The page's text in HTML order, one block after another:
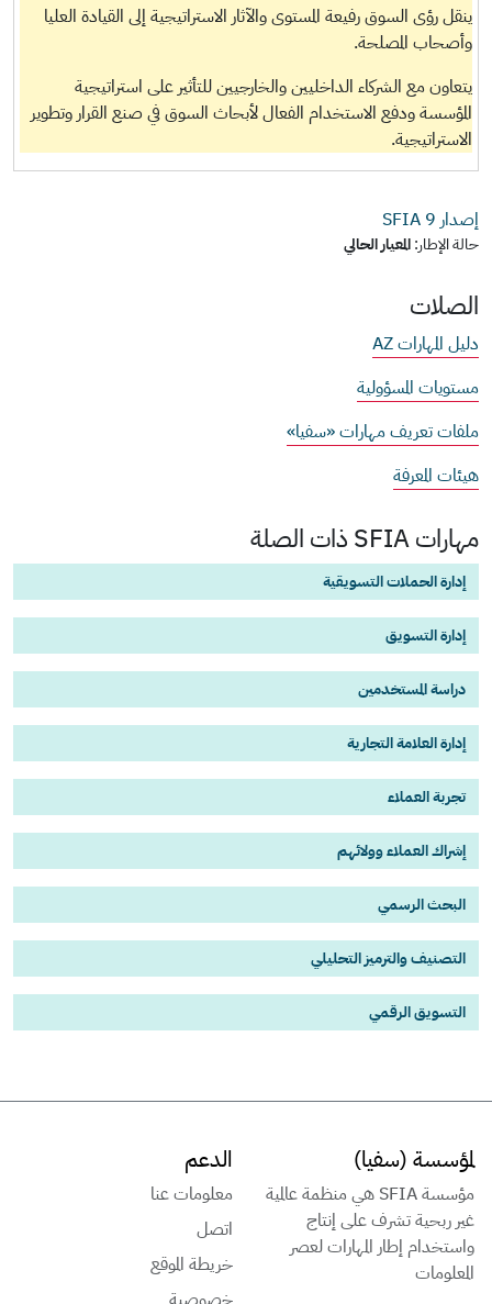
ينقل رؤى السوق رفيعة المستوى والآثار الاستراتيجية إلى القيادة العليا
وأصحاب المصلحة.
يتعاون مع الشركاء الداخليين والخارجيين للتأثير على استراتيجية
المؤسسة ودفع الاستخدام الفعال لأبحاث السوق في صنع القرار وتطوير
الاستراتيجية.
إصدار SFIA 9
حالة الإطار:المعيار الحالي
الصلات
دليل المهارات AZ
مستويات المسؤولية
ملفات تعريف مهارات «سفيا»
هيئات المعرفة
مهارات SFIA ذات الصلة
إدارة الحملات التسويقية
إدارة التسويق
دراسة المستخدمين
إدارة العلامة التجارية
تجربة العملاء
إشراك العملاء وولائهم
البحث الرسمي
التصنيف والترميز التحليلي
التسويق الرقمي
لمؤسسة (سفيا)
مؤسسة SFIA هي منظمة عالمية
غير ربحية تشرف على إنتاج
واستخدام إطار المهارات لعصر
المعلومات
الدعم
معلومات عنا
اتصل
خريطة الموقع